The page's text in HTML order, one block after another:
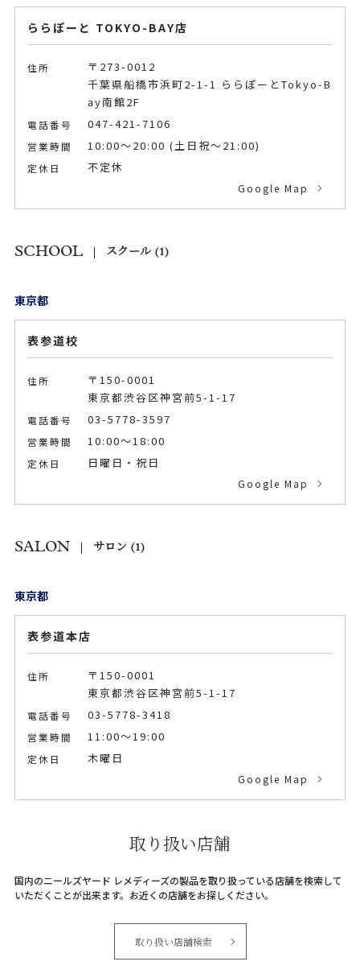
ららぽーと TOKYO-BAY店
住所
〒273-0012
千葉県船橋市浜町2-1-1 ららぽーとTokyo-B
ay南館2F
電話番号 047-421-7106
営業時間 10:00～20:00 (土日祝～21:00)
定休日 不定休
Google Map
SCHOOL スクール (1)
東京都
表参道校
住所
〒150-0001
東京都渋谷区神宮前5-1-17
電話番号 03-5778-3597
営業時間 10:00～18:00
定休日 日曜日・祝日
Google Map
SALON サロン (1)
東京都
表参道本店
住所
〒150-0001
東京都渋谷区神宮前5-1-17
電話番号 03-5778-3418
営業時間 11:00～19:00
定休日 木曜日
Google Map
取り扱い店舗
国内のニールズヤード レメディーズの製品を取り扱っている店舗を検索して
いただくことが出来ます。お近くの店舗をお探しください。
取り扱い店舗検索